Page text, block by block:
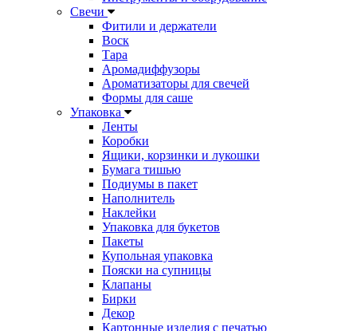
Свечи
Фитили и держатели
Воск
Тара
Аромадиффузоры
Ароматизаторы для свечей
Формы для саше
Упаковка
Ленты
Коробки
Ящики, корзинки и лукошки
Бумага тишью
Подиумы в пакет
Наполнитель
Наклейки
Упаковка для букетов
Пакеты
Купольная упаковка
Пояски на супницы
Клапаны
Бирки
Декор
Картонные изделия с печатью